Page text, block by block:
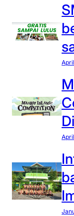
k
n
l
o
g
i
i
n
f
r
m
a
s